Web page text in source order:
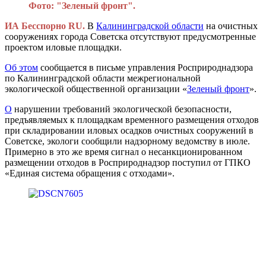
Фото: "Зеленый фронт".
ИА Бесспорно RU. В Калининградской области на очистных
сооружениях города Советска отсутствуют предусмотренные
проектом иловые площадки.
Об этом сообщается в письме управления Росприроднадзора
по Калининградской области межрегиональной
экологической общественной организации «Зеленый фронт».
О нарушении требований экологической безопасности,
предъявляемых к площадкам временного размещения отходов
при складировании иловых осадков очистных сооружений в
Советске, экологи сообщили надзорному ведомству в июле.
Примерно в это же время сигнал о несанкционированном
размещении отходов в Росприроднадзор поступил от ГПКО
«Единая система обращения с отходами».